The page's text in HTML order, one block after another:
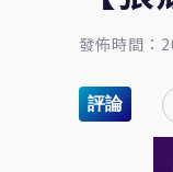
發佈時間：
評論